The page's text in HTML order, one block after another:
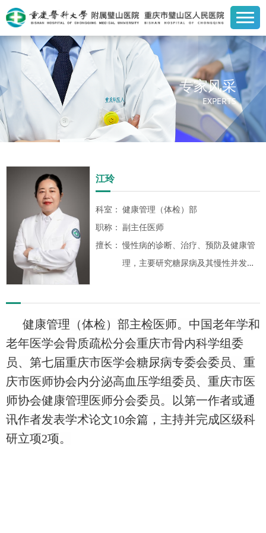
专家风采
EXPERTS
江玲
科室： 健康管理（体检）部
职称： 副主任医师
擅长： 慢性病的诊断、治疗、预防及健康管
理，主要研究糖尿病及其慢性并发症
健康管理（体检）部主检医师。中国老年学和
老年医学会骨质疏松分会重庆市骨内科学组委
员、第七届重庆市医学会糖尿病专委会委员、重
庆市医师协会内分泌高血压学组委员、重庆市医
师协会健康管理医师分会委员。以第一作者或通
讯作者发表学术论文10余篇，主持并完成区级科
研立项2项。